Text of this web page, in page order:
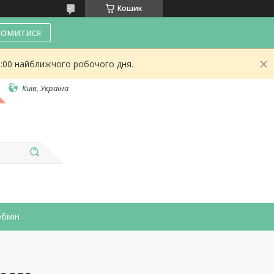
Кошик
найближчого робочого дня.
Київ, Україна